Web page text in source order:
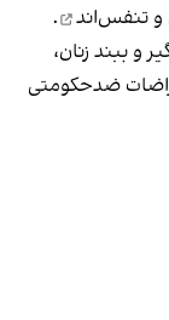
تنفس‌اند
.
و ببند زنان،
ضدحکومتی